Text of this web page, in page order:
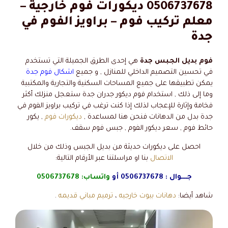
0506737678 ديكورات فوم خارجية –
معلم تركيب فوم – براويز الفوم في
جدة
فوم بديل الجبس جدة هي إحدى الطرق الجميلة التي تستخدم
في تحسين التصميم الداخلي للمنازل , و جميع اشكال فوم جدة
يمكن تطبيقها على جميع المساحات السكنية والتجارية والمكتبية
وما إلى ذلك , استخدام فوم ديكور جدران جدة ستعجل منزلك أكثر
فخامة وإثارة للإعجاب لذلك إذا كنت ترغب في تركيب براويز الفوم في
جدة بدل من الدهانات فنحن هنا لمساعدة , ديكورات فوم , يكور
حائط فوم , سعر ديكور الفوم , جبس فوم سقف.
احصل على ديكورات حديثة من بديل الجبس وذلك من خلال
الاتصال بنا او مراسلتنا عبر الأرقام التالية:
جــــوال : 0506737678 أو واتساب: 0506737678
شاهد أيضا: دهانات بيوت خارجيه ، ترميم مباني قديمه .